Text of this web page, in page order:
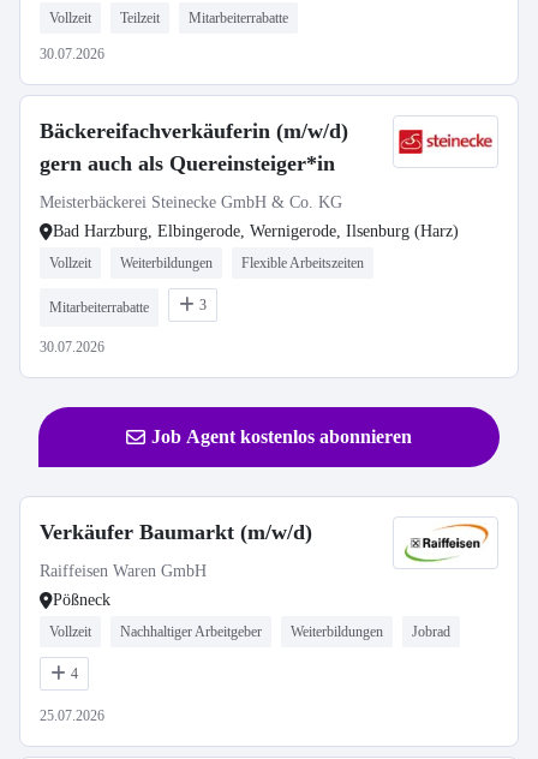
Vollzeit Teilzeit Mitarbeiterrabatte
30.07.2026
Bäckereifachverkäuferin (m/w/d)
gern auch als Quereinsteiger*in
Meisterbäckerei Steinecke GmbH & Co. KG
Bad Harzburg, Elbingerode, Wernigerode, Ilsenburg (Harz)
Vollzeit Weiterbildungen Flexible Arbeitszeiten
Mitarbeiterrabatte 3
30.07.2026
Job Agent kostenlos abonnieren
Verkäufer Baumarkt (m/w/d)
Raiffeisen Waren GmbH
Pößneck
Vollzeit Nachhaltiger Arbeitgeber Weiterbildungen Jobrad
4
25.07.2026